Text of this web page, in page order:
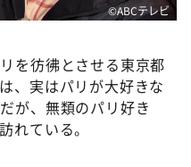
©️ABCテレビ
を彷彿とさせる東京都
、実はパリが大好きな
が、無類のパリ好き
れている。